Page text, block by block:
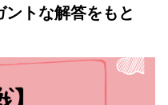
ントな解答をもと